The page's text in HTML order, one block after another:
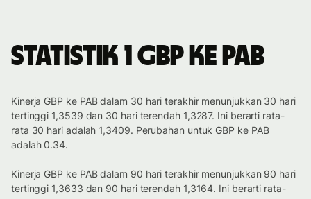
Statistik 1 GBP ke PAB
Kinerja GBP ke PAB dalam 30 hari terakhir menunjukkan 30 hari
tertinggi 1,3539 dan 30 hari terendah 1,3287. Ini berarti rata-
rata 30 hari adalah 1,3409. Perubahan untuk GBP ke PAB
adalah 0.34.
Kinerja GBP ke PAB dalam 90 hari terakhir menunjukkan 90 hari
tertinggi 1,3633 dan 90 hari terendah 1,3164. Ini berarti rata-